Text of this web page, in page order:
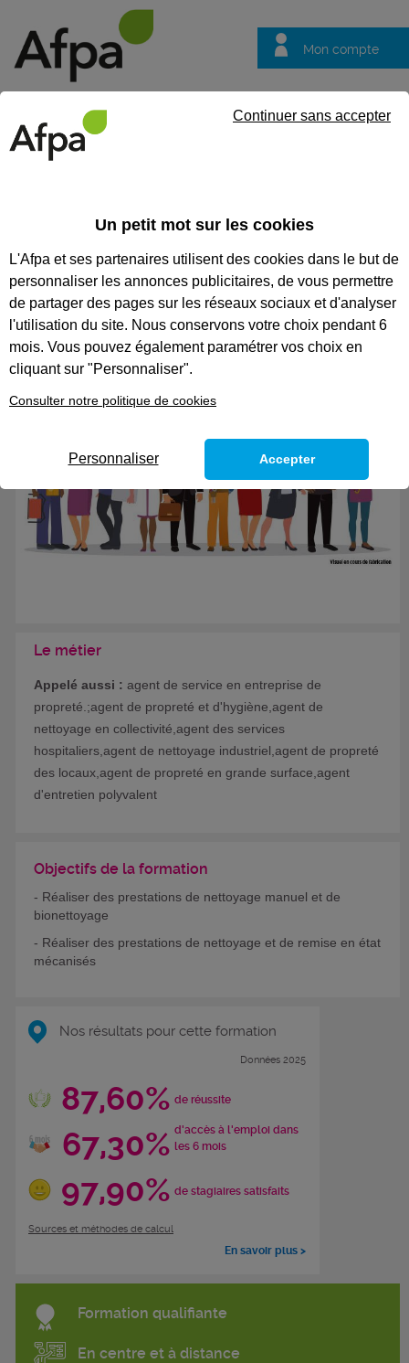
Mon compte
questions
CODES
AGENT DE PROPRETÉ ET
D'HYGIÈNE
Le métier
Appelé aussi : agent de service en entreprise de
propreté.;agent de propreté et d'hygiène,agent de
nettoyage en collectivité,agent des services
hospitaliers,agent de nettoyage industriel,agent de propreté
des locaux,agent de propreté en grande surface,agent
d'entretien polyvalent
Objectifs de la formation
- Réaliser des prestations de nettoyage manuel et de
bionettoyage
- Réaliser des prestations de nettoyage et de remise en état
mécanisés
Nos résultats pour cette formation
Données 2025
87,60% de réussite
67,30% d'accès à l'emploi dans
les 6 mois
97,90% de stagiaires satisfaits
Sources et méthodes de calcul
En savoir plus >
Formation qualifiante
En centre et à distance
Un petit mot sur les cookies
L'Afpa et ses partenaires utilisent des cookies dans le but de
personnaliser les annonces publicitaires, de vous permettre
de partager des pages sur les réseaux sociaux et d'analyser
l'utilisation du site. Nous conservons votre choix pendant 6
mois. Vous pouvez également paramétrer vos choix en
cliquant sur "Personnaliser".
Consulter notre politique de cookies
Continuer sans accepter
Personnaliser Accepter